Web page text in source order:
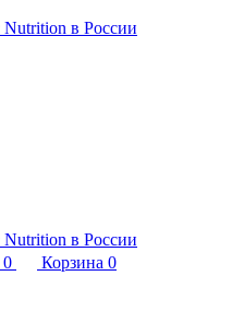
0 Корзина 0